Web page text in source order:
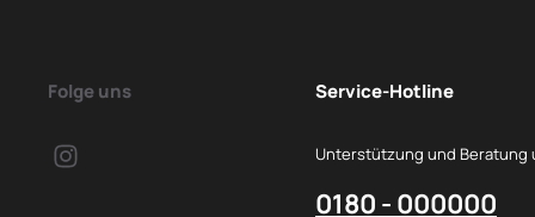
Folge uns Service-Hotline
Unterstützung und Beratung
0180 - 000000